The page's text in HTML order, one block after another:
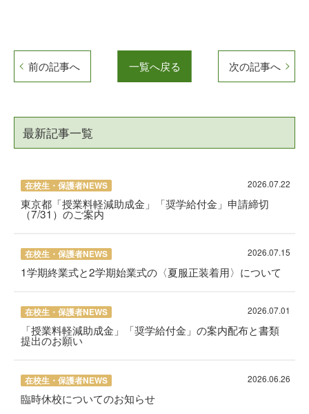
前の記事へ 一覧へ戻る 次の記事へ
最新記事一覧
在校生・保護者NEWS 2026.07.22
東京都「授業料軽減助成金」「奨学給付金」申請締切
（7/31）のご案内
在校生・保護者NEWS 2026.07.15
1学期終業式と2学期始業式の〈夏服正装着用〉について
在校生・保護者NEWS 2026.07.01
「授業料軽減助成金」「奨学給付金」の案内配布と書類
提出のお願い
在校生・保護者NEWS 2026.06.26
臨時休校についてのお知らせ